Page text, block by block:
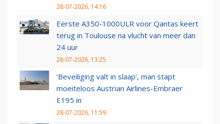
28-07-2026, 14:16
Eerste A350-1000ULR voor Qantas keert
terug in Toulouse na vlucht van meer dan
24 uur
28-07-2026, 13:25
‘Beveiliging valt in slaap’, man stapt
moeiteloos Austrian Airlines-Embraer
E195 in
28-07-2026, 11:59